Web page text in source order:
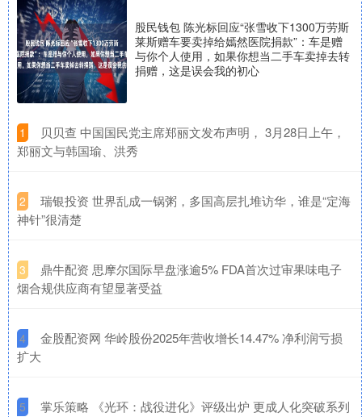
股民钱包 陈光标回应“张雪收下1300万劳斯
莱斯赠车要卖掉给嫣然医院捐款”：车是赠
与你个人使用，如果你想当二手车卖掉去转
捐赠，这是误会我的初心
1
​贝贝查 中国国民党主席郑丽文发布声明， 3月28日上午，
郑丽文与韩国瑜、洪秀
2
​瑞银投资 世界乱成一锅粥，多国高层扎堆访华，谁是“定海
神针”很清楚
3
​鼎牛配资 思摩尔国际早盘涨逾5% FDA首次过审果味电子
烟合规供应商有望显著受益
4
​金股配资网 华岭股份2025年营收增长14.47% 净利润亏损
扩大
5
​掌乐策略 《光环：战役进化》评级出炉 更成人化突破系列